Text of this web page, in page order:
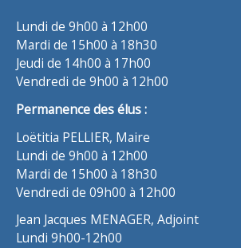
Lundi de 9h00 à 12h00
Mardi de 15h00 à 18h30
Jeudi de 14h00 à 17h00
Vendredi de 9h00 à 12h00
Permanence des élus :
Loëtitia PELLIER, Maire
Lundi de 9h00 à 12h00
Mardi de 15h00 à 18h30
Vendredi de 09h00 à 12h00
Jean Jacques MENAGER, Adjoint
Lundi 9h00-12h00